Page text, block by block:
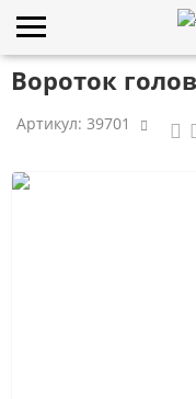
Вороток
Артикул: 39701